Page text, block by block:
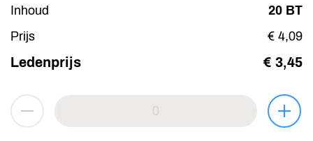
Inhoud
20 BT
Prijs
€ 4,09
Ledenprijs € 3,45